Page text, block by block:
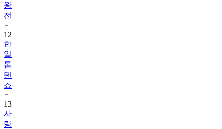
왕
전
12
한
일
톱
텐
쇼
13
사
랑